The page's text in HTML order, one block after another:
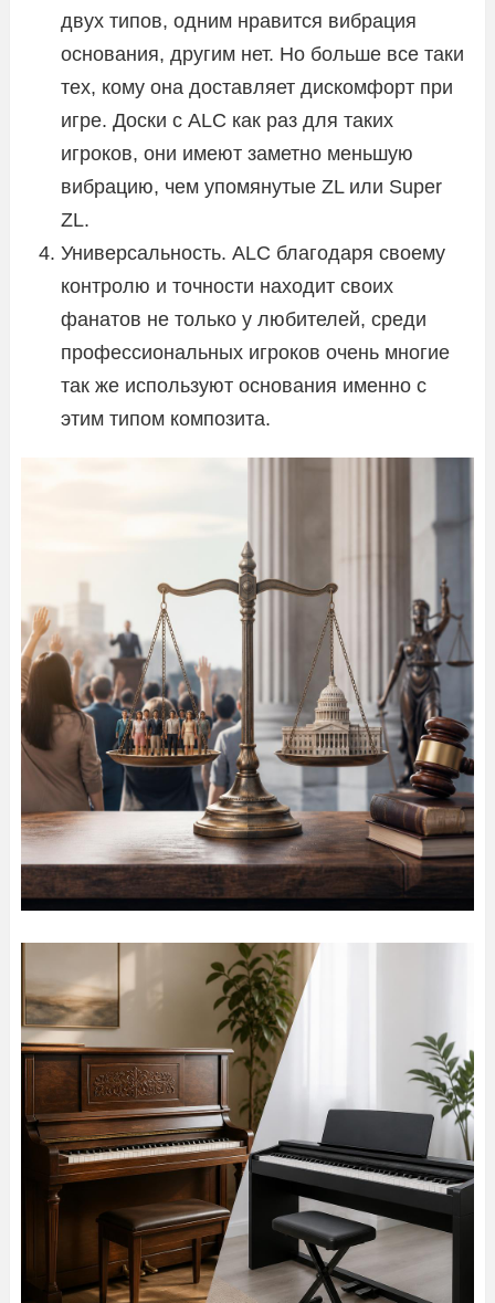
двух типов, одним нравится вибрация
основания, другим нет. Но больше все таки
тех, кому она доставляет дискомфорт при
игре. Доски с ALC как раз для таких
игроков, они имеют заметно меньшую
вибрацию, чем упомянутые ZL или Super
ZL.
Универсальность. ALC благодаря своему
контролю и точности находит своих
фанатов не только у любителей, среди
профессиональных игроков очень многие
так же используют основания именно с
этим типом композита.